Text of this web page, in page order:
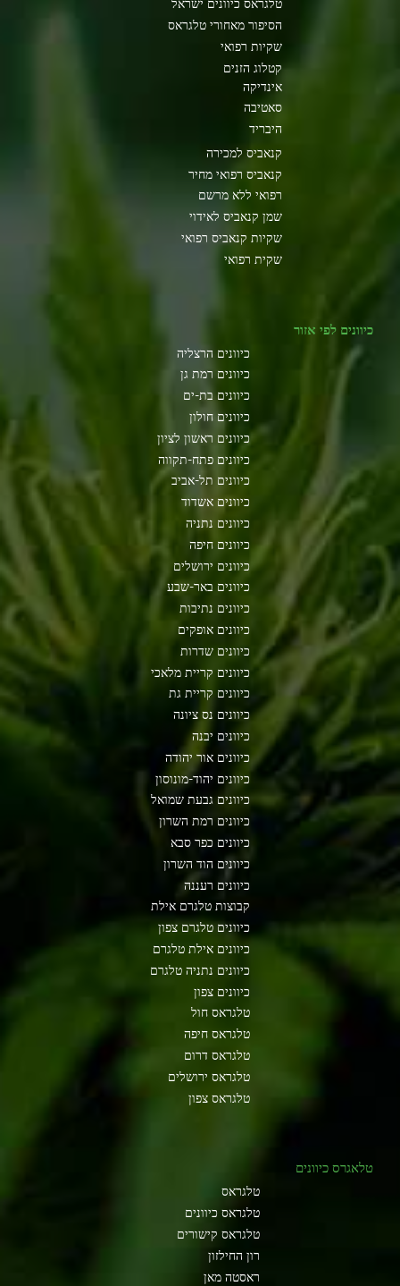
טלגראס כיוונים ישראל
הסיפור מאחורי טלגראס
שקיות רפואי
קטלוג הזנים
אינדיקה
סאטיבה
היבריד
קנאביס למכירה
קנאביס רפואי מחיר
רפואי ללא מרשם
שמן קנאביס לאידוי
שקיות קנאביס רפואי
שקית רפואי
כיוונים לפי אזור
כיוונים הרצליה
כיוונים רמת גן
כיוונים בת-ים
כיוונים חולון
כיוונים ראשון לציון
כיוונים פתח-תקווה
כיוונים תל-אביב
כיוונים אשדוד
כיוונים נתניה
כיוונים חיפה
כיוונים ירושלים
כיוונים באר-שבע
כיוונים נתיבות
כיוונים אופקים
כיוונים שדרות
כיוונים קריית מלאכי
כיוונים קריית גת
כיוונים נס ציונה
כיוונים יבנה
כיוונים אור יהודה
כיוונים יהוד-מונוסון
כיוונים גבעת שמואל
כיוונים רמת השרון
כיוונים כפר סבא
כיוונים הוד השרון
כיוונים רעננה
קבוצות טלגרם אילת
כיוונים טלגרם צפון
כיוונים אילת טלגרם
כיוונים נתניה טלגרם
כיוונים צפון
טלגראס חול
טלגראס חיפה
טלגראס דרום
טלגראס ירושלים
טלגראס צפון
טלאגרס כיוונים
טלגראס
טלגראס כיוונים
טלגראס קישורים
רון החילזון
ראסטה מאן